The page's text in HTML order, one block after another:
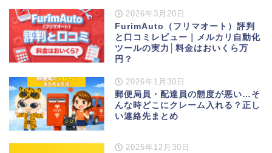
2026年3月20日
FurimAuto（フリマオート）評判
と口コミレビュー｜メルカリ自動化
ツールの実力│料金はおいくら万
円？
2026年1月30日
郵便局員・配達員の態度が悪い…そ
んな時どこにクレーム入れる？正し
い連絡先まとめ
2025年12月30日